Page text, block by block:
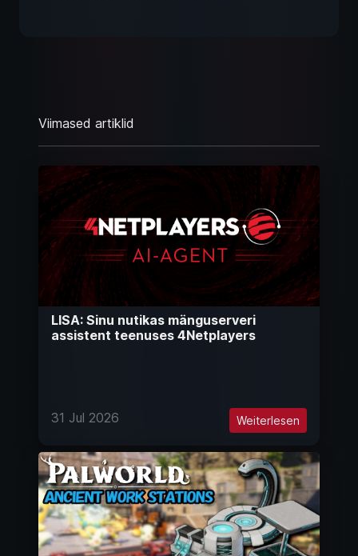
Viimased artiklid
LISA: Sinu nutikas mänguserveri
assistent teenuses 4Netplayers
31 Jul 2026 Weiterlesen